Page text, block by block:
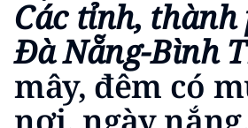
한국어
Các tỉnh,
Đà Nẵng-Bình
mây, đêm có